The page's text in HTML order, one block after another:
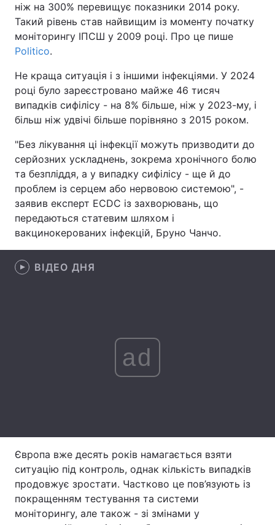
Економіка Світ
Спорт Наука
Зброя Інциденти
Здоров'я Туризм
Цікавинки Погода
Екологія Регіони
Лонгріди
Відео з Youtube Статті
Інтерв'ю
Тема оформлення
ніж на 300% перевищує показники 2014 року.
Такий рівень став найвищим із моменту початку
моніторингу ІПСШ у 2009 році. Про це пише
Politico.
Не краща ситуація і з іншими інфекціями. У 2024
році було зареєстровано майже 46 тисяч
випадків сифілісу - на 8% більше, ніж у 2023-му, і
більш ніж удвічі більше порівняно з 2015 роком.
"Без лікування ці інфекції можуть призводити до
серйозних ускладнень, зокрема хронічного болю
та безпліддя, а у випадку сифілісу - ще й до
проблем із серцем або нервовою системою", -
заявив експерт ECDC із захворювань, що
передаються статевим шляхом і
вакцинокерованих інфекцій, Бруно Чанчо.
ВІДЕО ДНЯ
ad
Європа вже десять років намагається взяти
ситуацію під контроль, однак кількість випадків
продовжує зростати. Частково це пов’язують із
покращенням тестування та системи
моніторингу, але також - зі змінами у